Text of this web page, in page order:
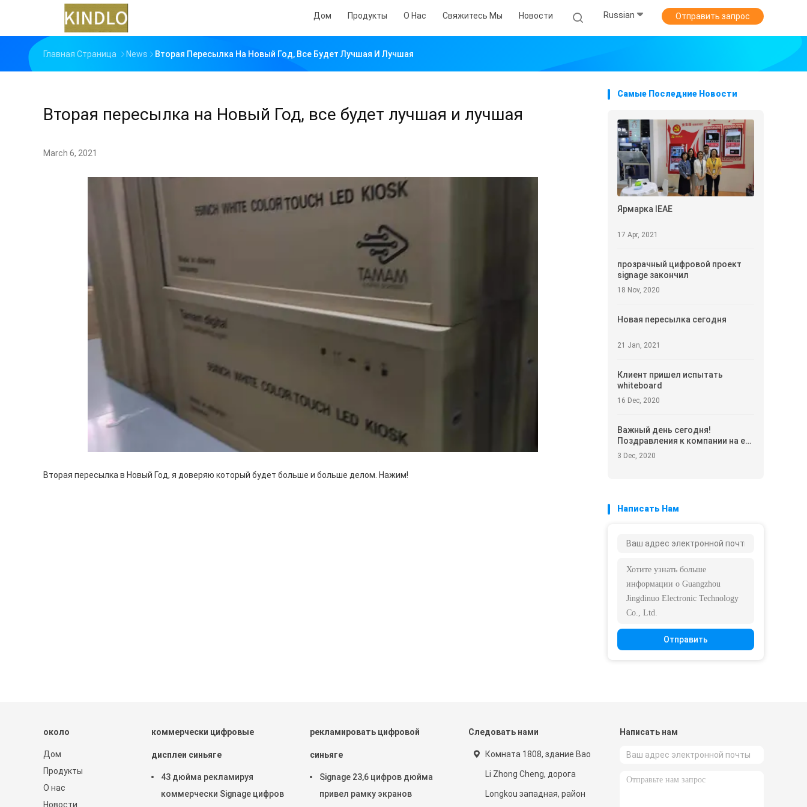
Дом Продукты О Нас Свяжитесь Мы Новости Russian Отправить запрос
Главная Страница News Вторая Пересылка На Новый Год, Все Будет Лучшая И Лучшая
Вторая пересылка на Новый Год, все будет лучшая и лучшая
March 6, 2021
Вторая пересылка в Новый Год, я доверяю который будет больше и больше делом. Нажим!
Самые Последние Новости
Ярмарка IEAE
17 Apr, 2021
прозрачный цифровой проект
signage закончил
18 Nov, 2020
Новая пересылка сегодня
21 Jan, 2021
Клиент пришел испытать
whiteboard
16 Dec, 2020
Важный день сегодня!
Поздравления к компании на его
новом шаге
3 Dec, 2020
Написать Нам
Отправить
около
Дом
Продукты
О нас
Новости
коммерчески цифровые
дисплеи синьяге
43 дюйма рекламируя
коммерчески Signage цифров
рекламировать цифровой
синьяге
Signage 23,6 цифров дюйма
привел рамку экранов
Следовать нами
Комната 1808, здание Bao
Li Zhong Cheng, дорога
Longkou западная, район
Написать нам